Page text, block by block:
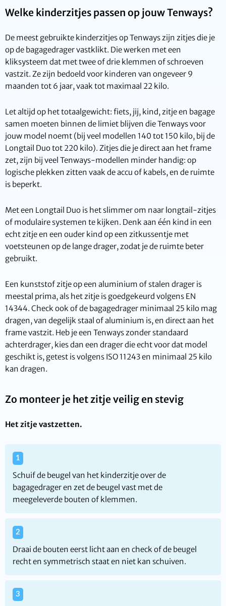
Welke kinderzitjes passen op jouw Tenways?
De meest gebruikte kinderzitjes op Tenways zijn zitjes die je
op de bagagedrager vastklikt. Die werken met een
kliksysteem dat met twee of drie klemmen of schroeven
vastzit. Ze zijn bedoeld voor kinderen van ongeveer 9
maanden tot 6 jaar, vaak tot maximaal 22 kilo.
Let altijd op het totaalgewicht: fiets, jij, kind, zitje en bagage
samen moeten binnen de limiet blijven die Tenways voor
jouw model noemt (bij veel modellen 140 tot 150 kilo, bij de
Longtail Duo tot 220 kilo). Zitjes die je direct aan het frame
zet, zijn bij veel Tenways-modellen minder handig: op
logische plekken zitten vaak de accu of kabels, en de ruimte
is beperkt.
Met een Longtail Duo is het slimmer om naar longtail-zitjes
of modulaire systemen te kijken. Denk aan één kind in een
echt zitje en een ouder kind op een zitkussentje met
voetsteunen op de lange drager, zodat je de ruimte beter
gebruikt.
Een kunststof zitje op een aluminium of stalen drager is
meestal prima, als het zitje is goedgekeurd volgens EN
14344. Check ook of de bagagedrager minimaal 25 kilo mag
dragen, van degelijk staal of aluminium is, en direct aan het
frame vastzit. Heb je een Tenways zonder standaard
achterdrager, kies dan een drager die echt voor dat model
geschikt is, getest is volgens ISO 11243 en minimaal 25 kilo
kan dragen.
Zo monteer je het zitje veilig en stevig
Het zitje vastzetten.
Schuif de beugel van het kinderzitje over de
bagagedrager en zet de beugel vast met de
meegeleverde bouten of klemmen.
Draai de bouten eerst licht aan en check of de beugel
recht en symmetrisch staat en niet kan schuiven.